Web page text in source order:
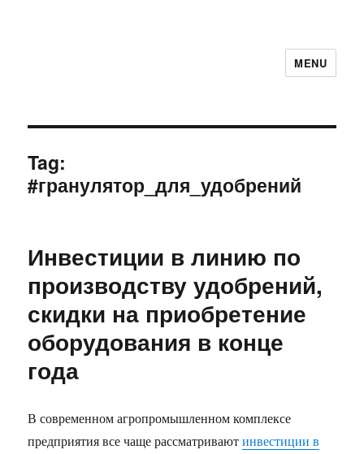
MENU
Tag:
#гранулятор_для_удобрений
Инвестиции в линию по
производству удобрений,
скидки на приобретение
оборудования в конце
года
В современном агропромышленном комплексе
предприятия все чаще рассматриваютинвестиции в